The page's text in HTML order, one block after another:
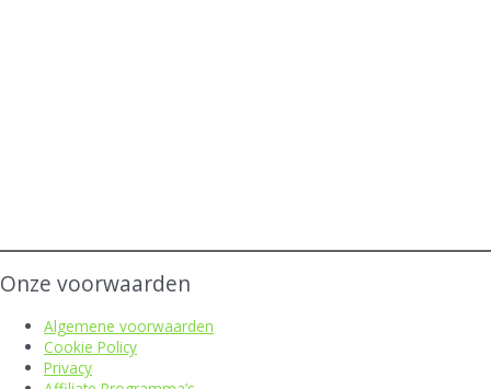
Onze voorwaarden
Algemene voorwaarden
Cookie Policy
Privacy